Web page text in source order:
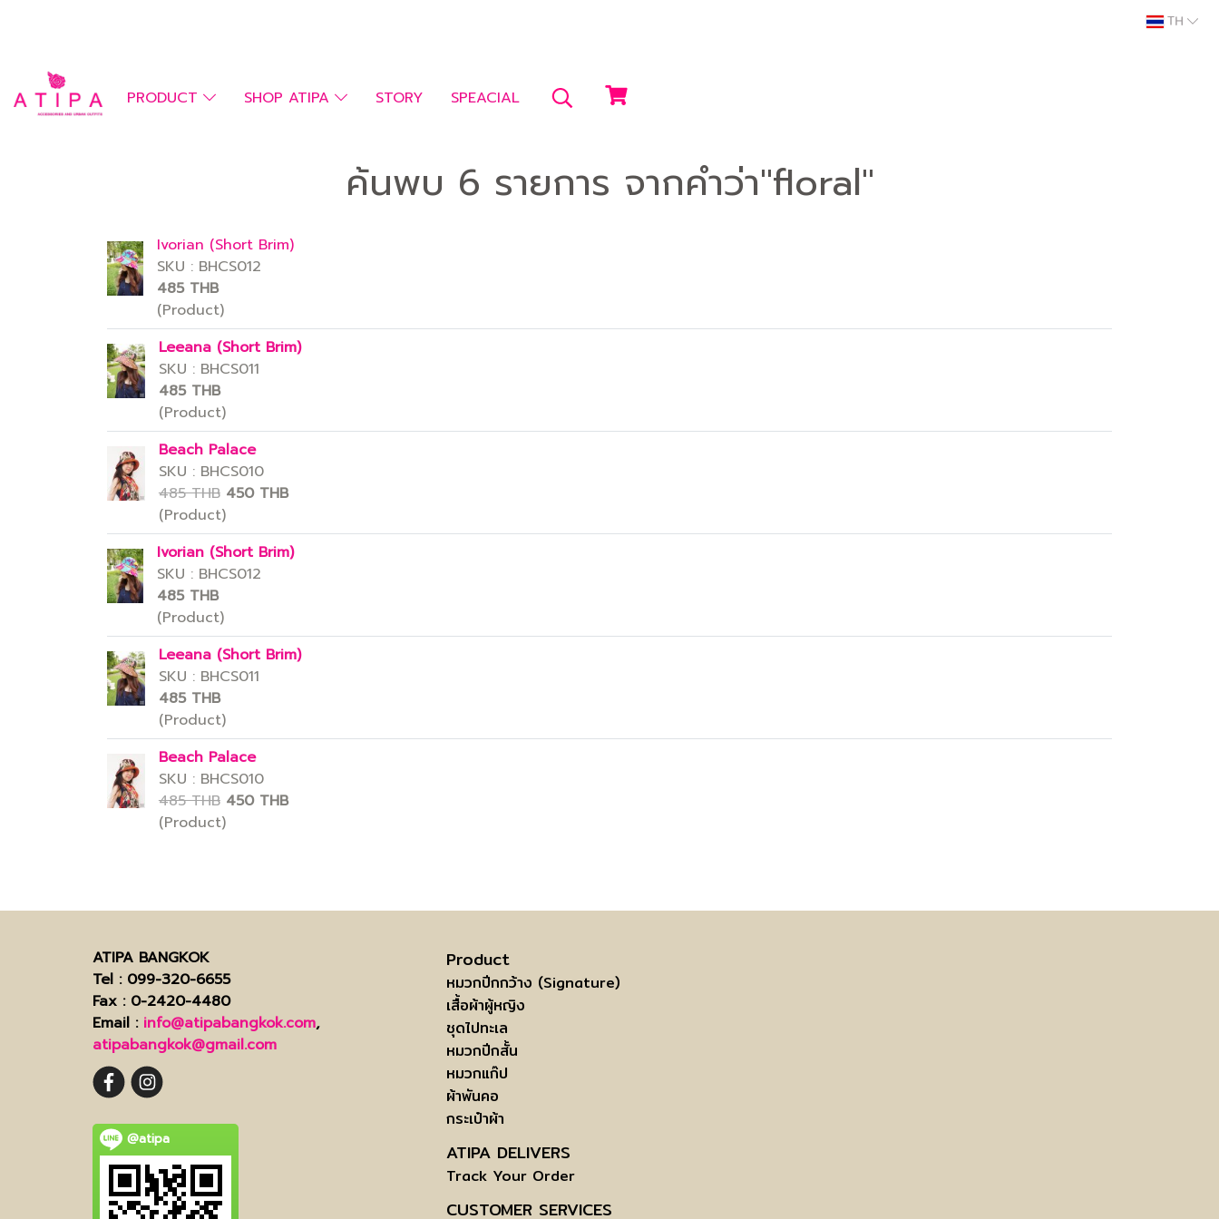
TH
PRODUCT SHOP ATIPA STORY SPEACIAL
ค้นพบ 6 รายการ จากคำว่า"floral"
Ivorian (Short Brim)
SKU : BHCS012
485 THB
(Product)
Leeana (Short Brim)
SKU : BHCS011
485 THB
(Product)
Beach Palace
SKU : BHCS010
485 THB 450 THB
(Product)
Ivorian (Short Brim)
SKU : BHCS012
485 THB
(Product)
Leeana (Short Brim)
SKU : BHCS011
485 THB
(Product)
Beach Palace
SKU : BHCS010
485 THB 450 THB
(Product)
ATIPA BANGKOK
Tel : 099-320-6655
Fax : 0-2420-4480
Email : info@atipabangkok.com,
atipabangkok@gmail.com
@atipa
Product
หมวกปีกกว้าง (Signature)
เสื้อผ้าผู้หญิง
ชุดไปทะเล
หมวกปีกสั้น
หมวกแก๊ป
ผ้าพันคอ
กระเป๋าผ้า
ATIPA DELIVERS
Track Your Order
CUSTOMER SERVICES